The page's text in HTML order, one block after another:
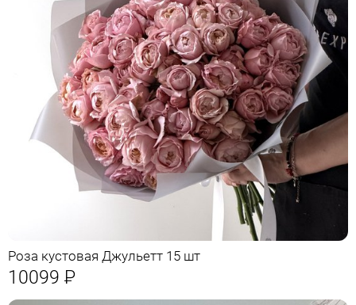
Роза кустовая Джульетт 15 шт
10099 Р